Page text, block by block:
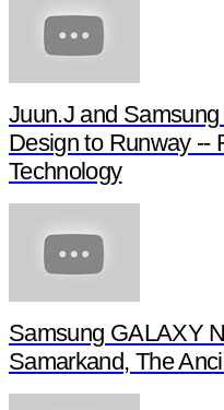
Juun.J and
Design to Runway --
Technology
Samsung GALAXY
Samarkand, The